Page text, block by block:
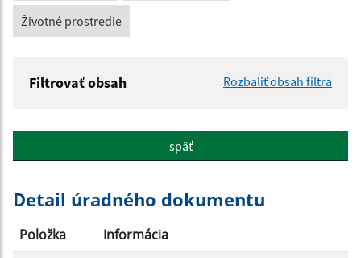
Životné prostredie
Filtrovať obsah Rozbaliť obsah filtra
Popis:
späť
Detail úradného dokumentu
Položka
Informácia